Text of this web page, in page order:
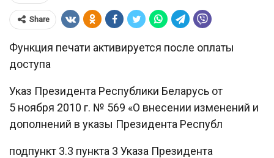
Share
Функция печати активируется после оплаты
доступа
Указ Президента Республики Беларусь от
5 ноября 2010 г. № 569 «О внесении изменений и
дополнений в указы Президента Республ
подпункт 3.3 пункта 3 Указа Президента